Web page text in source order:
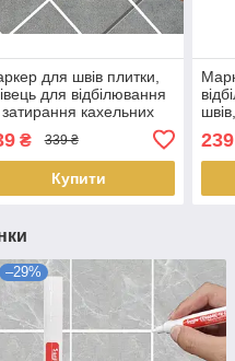
для швів плитки,
для відбілювання
кахельних
₴ 339 ₴
Купити
239
–29%